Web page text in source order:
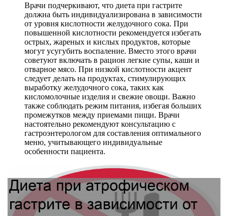
Врачи подчеркивают, что диета при гастрите
должна быть индивидуализирована в зависимости
от уровня кислотности желудочного сока. При
повышенной кислотности рекомендуется избегать
острых, жареных и кислых продуктов, которые
могут усугубить воспаление. Вместо этого врачи
советуют включать в рацион легкие супы, каши и
отварное мясо. При низкой кислотности акцент
следует делать на продуктах, стимулирующих
выработку желудочного сока, таких как
кисломолочные изделия и свежие овощи. Важно
также соблюдать режим питания, избегая больших
промежутков между приемами пищи. Врачи
настоятельно рекомендуют консультацию с
гастроэнтерологом для составления оптимального
меню, учитывающего индивидуальные
особенности пациента.